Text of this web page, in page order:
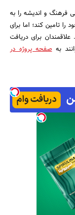
فرهنگ و اندیشه را به
تامین کند؛ اما برای
برای دریافت
بهصفحه پروژه در